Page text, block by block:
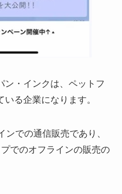
ン・インクは、ペットフ
る企業になります。
ンでの通信販売であり、
でのオフラインの販売の